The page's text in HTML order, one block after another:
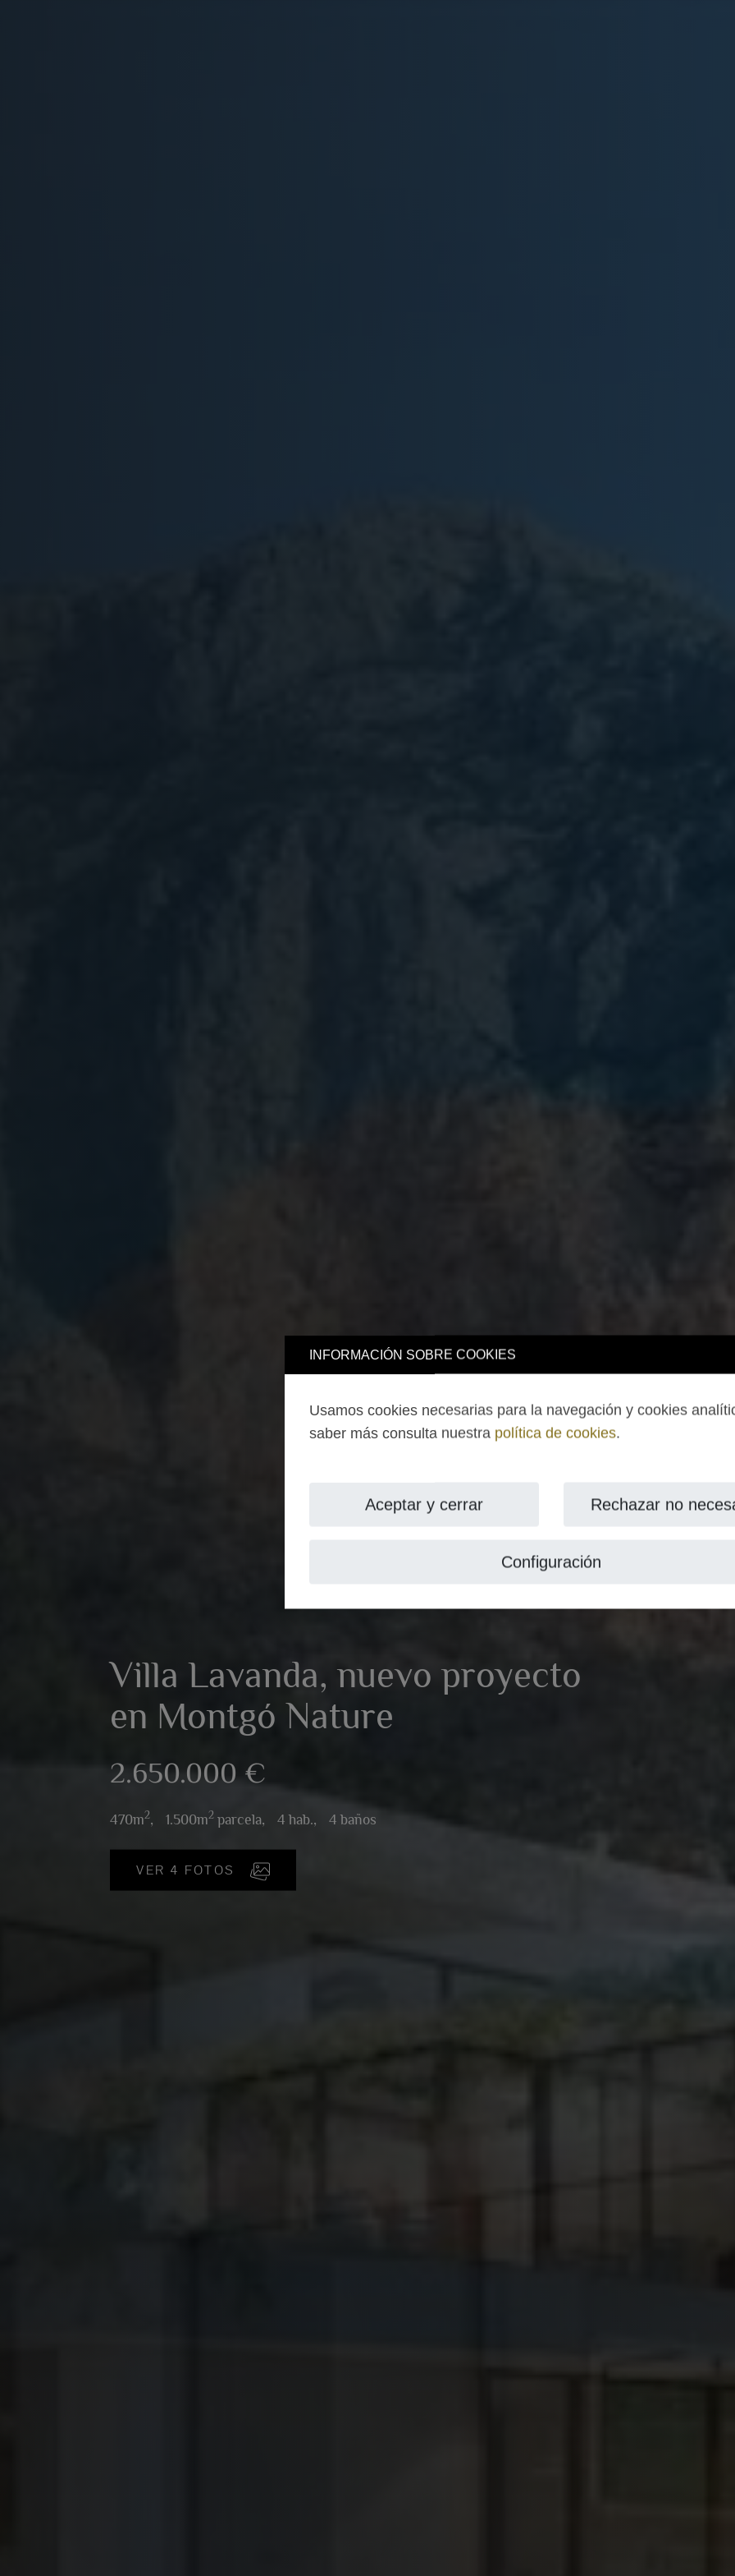
INFORMACIÓN SOBRE COOKIES
Usamos cookies necesarias para la navegación y cookies
saber más consulta nuestra política de cookies.
Aceptar y cerrar Rechazar no
Configuración
Villa Lavanda, nuevo proyecto
en Montgó Nature
2.650.000 €
470m2, 1.500m2 parcela, 4 hab., 4 baños
VER 4 FOTOS